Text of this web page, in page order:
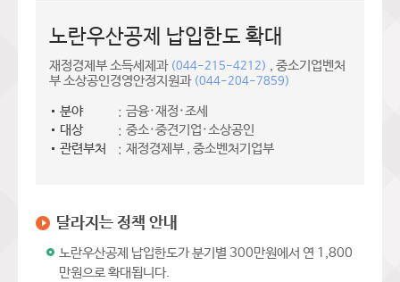
노란우산공제 납입한도 확대
재정경제부 소득세제과 (044-215-4212) , 중소기업벤처
부 소상공인경영안정지원과 (044-204-7859)
분야
금융·재정·조세
대상
중소·중견기업·소상공인
관련부처
재정경제부 , 중소벤처기업부
달라지는 정책 안내
노란우산공제 납입한도가 분기별 300만원에서 연 1,800
만원으로 확대됩니다.